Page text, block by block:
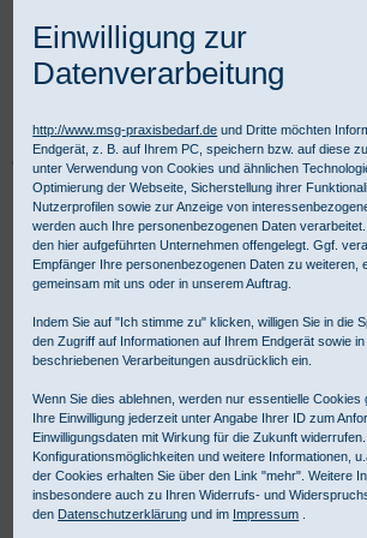
Praxisbedarf Shop Praxisausstattung
HAEBERLE Wagensysteme
Systemteile und
TFT-Halter und Tastaturarm mit Mausauszug,
Einwilligung zur
Datenverarbeitung
http://www.msg-praxisbedarf.de und Dritte möchten
Endgerät, z. B. auf Ihrem PC, speichern bzw. auf diese
unter Verwendung von Cookies und ähnlichen
Optimierung der Webseite, Sicherstellung ihrer
Nutzerprofilen sowie zur Anzeige von
werden auch Ihre personenbezogenen Daten
den hier aufgeführten Unternehmen offengelegt. Ggf.
Empfänger Ihre personenbezogenen Daten zu weiteren,
gemeinsam mit uns oder in unserem Auftrag.
Indem Sie auf "Ich stimme zu" klicken, willigen Sie in die
den Zugriff auf Informationen auf Ihrem Endgerät sowie
beschriebenen Verarbeitungen ausdrücklich ein.
Wenn Sie dies ablehnen, werden nur essentielle Cookies
Ihre Einwilligung jederzeit unter Angabe Ihrer ID zum
Einwilligungsdaten mit Wirkung für die Zukunft widerrufen.
Konfigurationsmöglichkeiten und weitere Informationen,
der Cookies erhalten Sie über den Link "mehr". Weitere
insbesondere auch zu Ihren Widerrufs- und
den Datenschutzerklärung und im Impressum